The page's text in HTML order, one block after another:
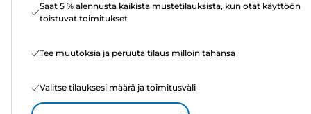
Saat 5 % alennusta kaikista mustetilauksista, kun otat käyttöön
toistuvat toimitukset
Tee muutoksia ja peruuta tilaus milloin tahansa
Valitse tilauksesi määrä ja toimitusväli